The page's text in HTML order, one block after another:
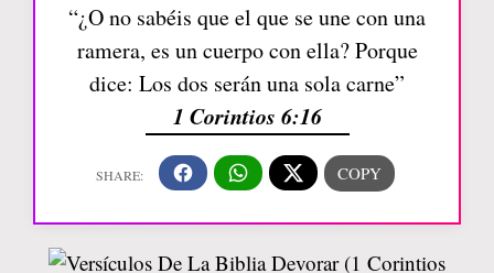
“¿O no sabéis que el que se une con una
ramera, es un cuerpo con ella? Porque
dice: Los dos serán una sola carne”
1 Corintios 6:16